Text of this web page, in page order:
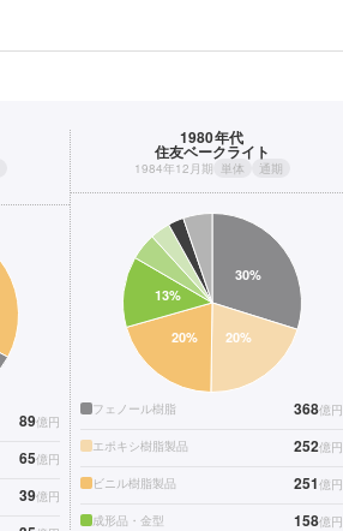
89億円
65億円
39億円
1980年代
住友ベークライト
1984年12月期 単体 通期
フェノール樹脂 368億円
エポキシ樹脂製品 252億円
ビニル樹脂製品 251億円
成形品・金型 158億円